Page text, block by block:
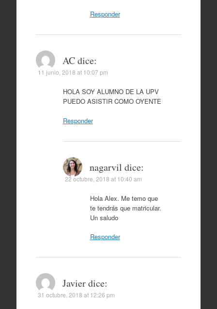
Responder
AC dice:
11 junio, 2018 at 10:07 pm
HOLA SOY ALUMNO DE LA UPV
PUEDO ASISTIR COMO OYENTE
Responder
nagarvil dice:
22 octubre, 2018 at 10:40 am
Hola Alex. Me temo que
te tendrás que matricular.
Un saludo
Responder
Javier dice:
31 octubre, 2018 at 12:26 pm